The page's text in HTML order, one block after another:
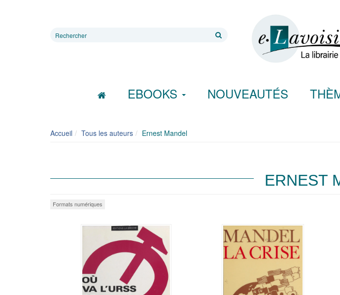
Rechercher
EBOOKS NOUVEAUTÉS
Accueil Tous les auteurs Ernest Mandel
ERNEST
Formats numériques